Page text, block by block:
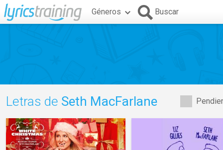
Géneros Buscar
Letras de Seth MacFarlane